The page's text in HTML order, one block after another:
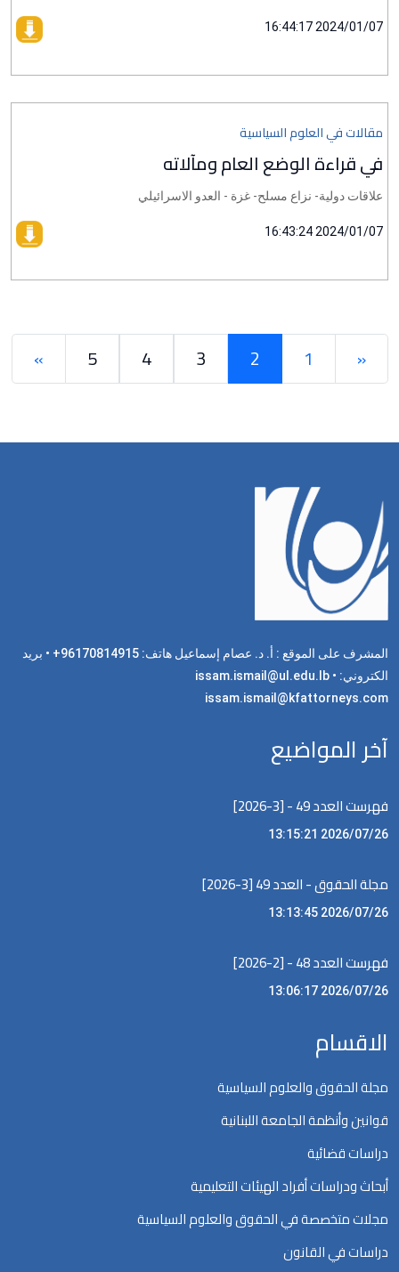
2024/01/07 16:44:17
مقالات في العلوم السياسية
في قراءة الوضع العام ومآلاته
علاقات دولية- نزاع مسلح- غزة - العدو الاسرائيلي
2024/01/07 16:43:24
«
1
2
3
4
5
»
المشرف على الموقع : أ. د. عصام إسماعيل هاتف: 96170814915+ • بريد
الكتروني: issam.ismail@ul.edu.lb •
issam.ismail@kfattorneys.com
آخر المواضيع
فهرست العدد 49 - [3-2026]
2026/07/26 13:15:21
مجلة الحقوق - العدد 49 [3-2026]
2026/07/26 13:13:45
فهرست العدد 48 - [2-2026]
2026/07/26 13:06:17
الاقسام
مجلة الحقوق والعلوم السياسية
قوانين وأنظمة الجامعة اللبنانية
دراسات قضائية
أبحاث ودراسات أفراد الهيئات التعليمية
مجلات متخصصة في الحقوق والعلوم السياسية
دراسات في القانون